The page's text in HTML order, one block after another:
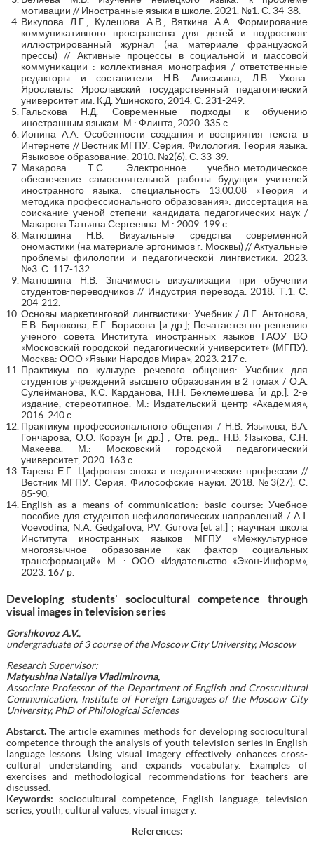
мотивации // Иностранные языки в школе. 2021. №1. С. 34-38.
Викулова Л.Г., Кулешова А.В., Вяткина А.А. Формирование
коммуникативного пространства для детей и подростков:
иллюстрированный журнал (на материале французской
прессы) // Активные процессы в социальной и массовой
коммуникации : коллективная монография / ответственные
редакторы и составители Н.В. Аниськина, Л.В. Ухова.
Ярославль: Ярославский государственный педагогический
университет им. К.Д. Ушинского, 2014. С. 231-249.
Гальскова Н.Д. Современные подходы к обучению
иностранным языкам. М.: Флинта, 2020. 335 с.
Ионина А.А. Особенности создания и восприятия текста в
Интернете // Вестник МГПУ. Серия: Филология. Теория языка.
Языковое образование. 2010. №2(6). С. 33-39.
Макарова Т.С. Электронное учебно-методическое
обеспечение самостоятельной работы будущих учителей
иностранного языка: специальность 13.00.08 «Теория и
методика профессионального образования»: диссертация на
соискание ученой степени кандидата педагогических наук /
Макарова Татьяна Сергеевна. М.: 2009. 199 с.
Матюшина Н.В. Визуальные средства современной
ономастики (на материале эргонимов г. Москвы) // Актуальные
проблемы филологии и педагогической лингвистики. 2023.
№3. С. 117-132.
Матюшина Н.В. Значимость визуализации при обучении
студентов-переводчиков // Индустрия перевода. 2018. Т.1. С.
204-212.
Основы маркетинговой лингвистики: Учебник / Л.Г. Антонова,
Е.В. Бирюкова, Е.Г. Борисова [и др.]; Печатается по решению
ученого совета Института иностранных языков ГАОУ ВО
«Московский городской педагогический университет» (МГПУ).
Москва: ООО «Языки Народов Мира», 2023. 217 с.
Практикум по культуре речевого общения: Учебник для
студентов учреждений высшего образования в 2 томах / О.А.
Сулейманова, К.С. Карданова, Н.Н. Беклемешева [и др.]. 2-е
издание, стереотипное. М.: Издательский центр «Академия»,
2016. 240 с.
Практикум профессионального общения / Н.В. Языкова, В.А.
Гончарова, О.О. Корзун [и др.] ; Отв. ред.: Н.В. Языкова, С.Н.
Макеева. М.: Московский городской педагогический
университет, 2020. 163 с.
Тарева Е.Г. Цифровая эпоха и педагогические профессии //
Вестник МГПУ. Серия: Философские науки. 2018. №3(27). С.
85-90.
English as a means of communication: basic course: Учебное
пособие для студентов нефилологических направлений / A.I.
Voevodina, N.A. Gedgafova, P.V. Gurova [et al.] ; научная школа
Института иностранных языков МГПУ «Межкультурное
многоязычное образование как фактор социальных
трансформаций». М. : ООО «Издательство «Экон-Информ»,
2023. 167 p.
Developing students' sociocultural competence through
visual images in television series
Gorshkovoz A.V.,
undergraduate of 3 course of the Moscow City University, Moscow
Research Supervisor:
Matyushina Nataliya Vladimirovna,
Associate Professor of the Department of English and Crosscultural
Communication, Institute of Foreign Languages of the Moscow City
University, PhD of Philological Sciences
Abstarct.The article examines methods for developing sociocultural
competence through the analysis of youth television series in English
language lessons. Using visual imagery effectively enhances cross-
cultural understanding and expands vocabulary. Examples of
exercises and methodological recommendations for teachers are
discussed.
Keywords: sociocultural competence, English language, television
series, youth, cultural values, visual imagery.
References: